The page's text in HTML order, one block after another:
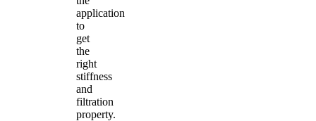
application
to
get
the
right
stiffness
and
filtration
property.